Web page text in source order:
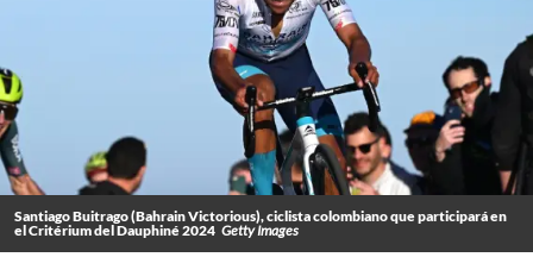
Santiago Buitrago (Bahrain Victorious), ciclista colombiano que participará en
el Critérium del Dauphiné 2024 Getty Images